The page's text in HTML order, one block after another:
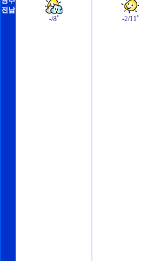
전남
-/8˚ -2/11˚